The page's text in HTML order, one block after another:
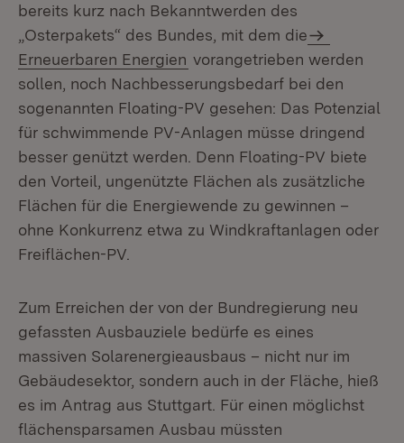
bereits kurz nach Bekanntwerden des
„Osterpakets“ des Bundes, mit dem die
Erneuerbaren Energien vorangetrieben werden
sollen, noch Nachbesserungsbedarf bei den
sogenannten Floating-PV gesehen: Das Potenzial
für schwimmende PV-Anlagen müsse dringend
besser genützt werden. Denn Floating-PV biete
den Vorteil, ungenützte Flächen als zusätzliche
Flächen für die Energiewende zu gewinnen –
ohne Konkurrenz etwa zu Windkraftanlagen oder
Freiflächen-PV.
Zum Erreichen der von der Bundregierung neu
gefassten Ausbauziele bedürfe es eines
massiven Solarenergieausbaus – nicht nur im
Gebäudesektor, sondern auch in der Fläche, hieß
es im Antrag aus Stuttgart. Für einen möglichst
flächensparsamen Ausbau müssten